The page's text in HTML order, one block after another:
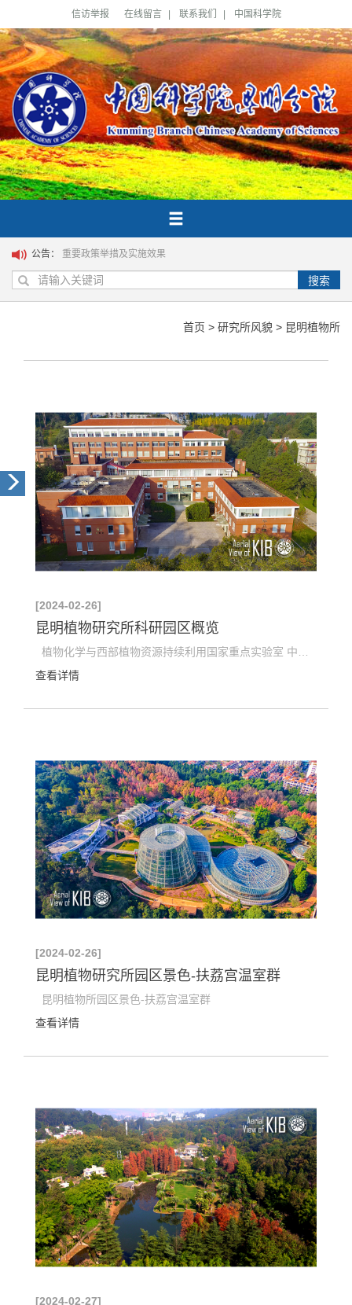
信访举报 在线留言 联系我们 中国科学院
公告： 重要政策举措及实施效果
搜索
首页 > 研究所风貌 > 昆明植物所
[2024-02-26]
昆明植物研究所科研园区概览
查看详情
[2024-02-26]
昆明植物研究所园区景色-扶荔宫温室群
昆明植物所园区景色-扶荔宫温室群
查看详情
[2024-02-27]